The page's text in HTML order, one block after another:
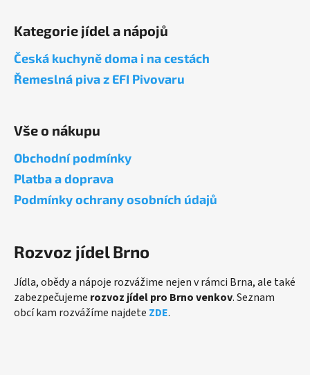
Kategorie jídel a nápojů
Česká kuchyně doma i na cestách
Řemeslná piva z EFI Pivovaru
Vše o nákupu
Obchodní podmínky
Platba a doprava
Podmínky ochrany osobních údajů
Rozvoz jídel Brno
Jídla, obědy a nápoje rozvážime nejen v rámci Brna, ale také
zabezpečujeme rozvoz jídel pro Brno venkov. Seznam
obcí kam rozvážíme najdete ZDE.